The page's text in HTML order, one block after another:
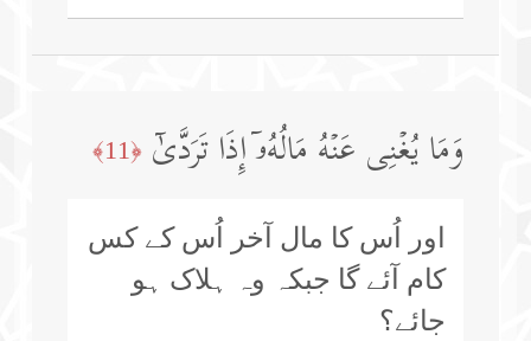
وَمَا یُغۡنِی عَنۡهُ مَالُهُۥۤ إِذَا تَرَدَّىٰۤ ﴿11﴾
اور اُس کا مال آخر اُس کے کس
کام آئے گا جبکہ وہ ہلاک ہو
جائے؟